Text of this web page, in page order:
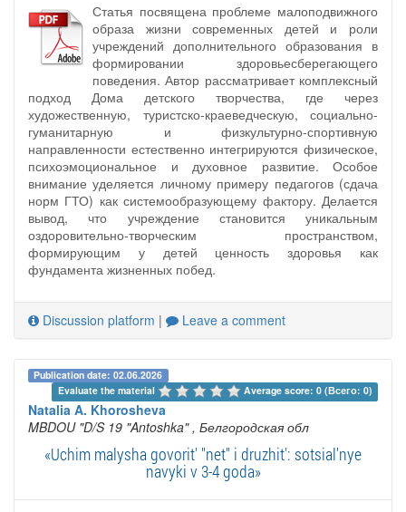
Статья посвящена проблеме малоподвижного
образа жизни современных детей и роли
учреждений дополнительного образования в
формировании здоровьесберегающего
поведения. Автор рассматривает комплексный
подход Дома детского творчества, где через
художественную, туристско-краеведческую, социально-
гуманитарную и физкультурно-спортивную
направленности естественно интегрируются физическое,
психоэмоциональное и духовное развитие. Особое
внимание уделяется личному примеру педагогов (сдача
норм ГТО) как системообразующему фактору. Делается
вывод, что учреждение становится уникальным
оздоровительно-творческим пространством,
формирующим у детей ценность здоровья как
фундамента жизненных побед.
Discussion platform | Leave a comment
Publication date: 02.06.2026
Evaluate the material
Average score: 0 (Всего: 0)
Natalia A. Khorosheva
MBDOU "D/S 19 "Antoshka" , Белгородская обл
«Uchim malysha govorit' "net" i druzhit': sotsial'nye
navyki v 3-4 goda»